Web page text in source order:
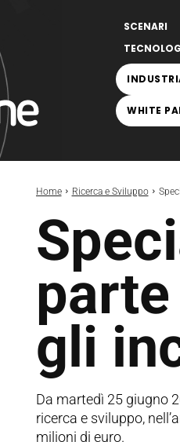
SCENARI
WHITE
Home Ricerca e Sviluppo
gli
Da martedì 25 giugno
ricerca e sviluppo,
milioni di euro.